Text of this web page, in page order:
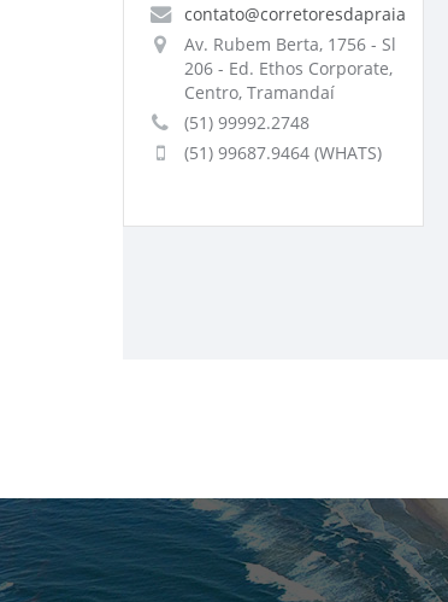
Av. Rubem Berta, 1756 - Sl
206 - Ed. Ethos Corporate,
Centro, Tramandaí
(51) 99992.2748
(51) 99687.9464 (WHATS)